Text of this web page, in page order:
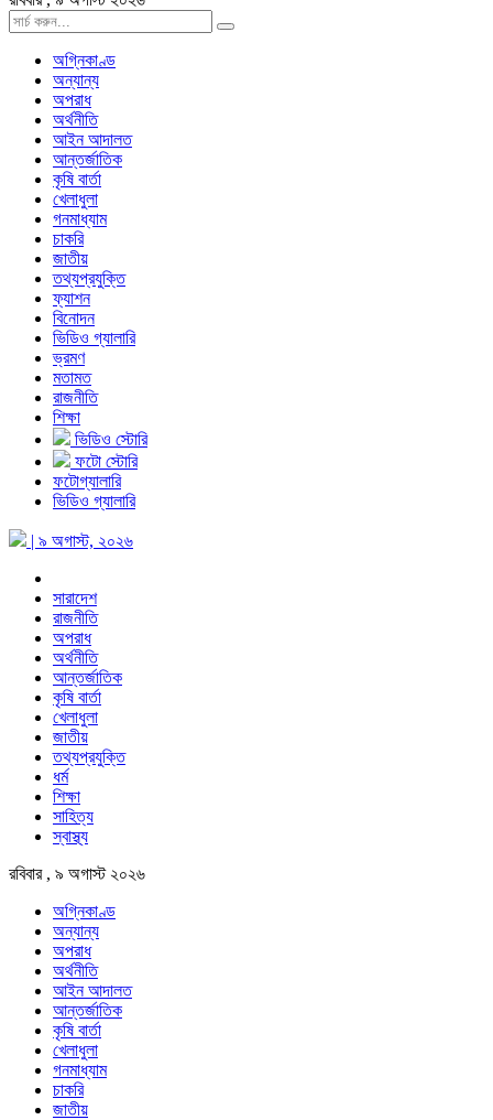
অগ্নিকাণ্ড
অন্যান্য
অপরাধ
অর্থনীতি
আইন আদালত
আন্তর্জাতিক
কৃষি বার্তা
খেলাধুলা
গনমাধ্যাম
চাকরি
জাতীয়
তথ্যপ্রযুক্তি
ফ্যাশন
বিনোদন
ভিডিও গ্যালারি
ভ্রমণ
মতামত
রাজনীতি
শিক্ষা
ভিডিও স্টোরি
ফটো স্টোরি
ফটোগ্যালারি
ভিডিও গ্যালারি
| ৯ অগাস্ট, ২০২৬
সারাদেশ
রাজনীতি
অপরাধ
অর্থনীতি
আন্তর্জাতিক
কৃষি বার্তা
খেলাধুলা
জাতীয়
তথ্যপ্রযুক্তি
ধর্ম
শিক্ষা
সাহিত্য
স্বাস্থ্য
রবিবার , ৯ অগাস্ট ২০২৬
অগ্নিকাণ্ড
অন্যান্য
অপরাধ
অর্থনীতি
আইন আদালত
আন্তর্জাতিক
কৃষি বার্তা
খেলাধুলা
গনমাধ্যাম
চাকরি
জাতীয়